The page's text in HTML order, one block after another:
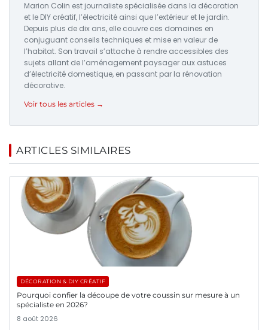
Marion Colin est journaliste spécialisée dans la décoration
et le DIY créatif, l’électricité ainsi que l’extérieur et le jardin.
Depuis plus de dix ans, elle couvre ces domaines en
conjuguant conseils techniques et mise en valeur de
l’habitat. Son travail s’attache à rendre accessibles des
sujets allant de l’aménagement paysager aux astuces
d’électricité domestique, en passant par la rénovation
décorative.
Voir tous les articles →
ARTICLES SIMILAIRES
DÉCORATION & DIY CRÉATIF
Pourquoi confier la découpe de votre coussin sur mesure à un
spécialiste en 2026?
8 août 2026